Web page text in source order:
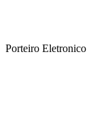
Porteiro Eletronico